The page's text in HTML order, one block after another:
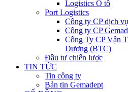
Logistics Ô tô
Port Logistics
Công ty CP dịch
Công ty CP
Công Ty CP Vận
Dương (BTC)
Đầu tư chiến lược
TIN TỨC
Tin công ty
Bản tin Gemadept